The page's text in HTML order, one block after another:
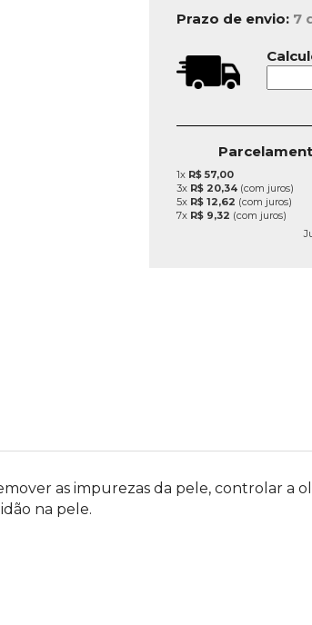
Prazo de envio: 7
1x R$ 57,00
3x R$ 20,34(com juros)
5x R$ 12,62 (com juros)
7x R$ 9,32 (com juros)
as impurezas da pele, controlar a
na pele.